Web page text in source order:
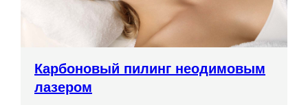
Карбоновый пилинг неодимовым
лазером